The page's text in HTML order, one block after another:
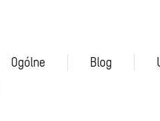
Ogólne Blog